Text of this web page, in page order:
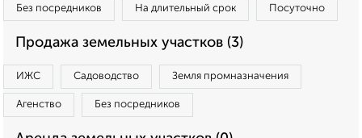
Без посредников На длительный срок Посуточно
Продажа земельных участков (3)
ИЖС Садоводство Земля промназначения
Агенство Без посредников